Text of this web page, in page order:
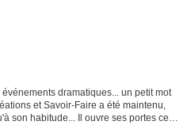
dramatiques... un petit mot
et Savoir-Faire a été maintenu,
son habitude... Il ouvre ses portes ce